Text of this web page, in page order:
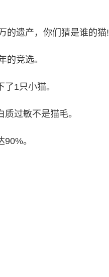
的遗产，你们猜是谁的猫!
的竞选。
1只小猫。
过敏不是猫毛。
。